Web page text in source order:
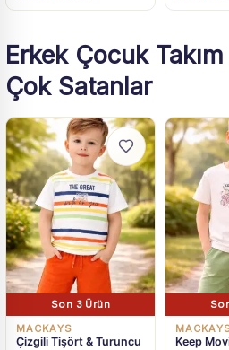
Erkek Çocuk
Çok Satanlar
Son 3 Ürün
MACKAYS
Çizgili Tişört & Turuncu
Keep